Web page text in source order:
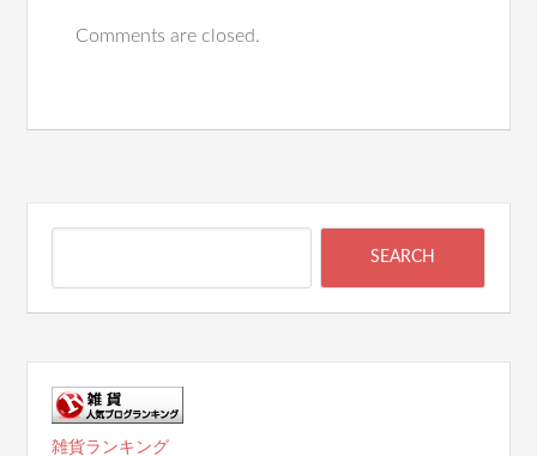
Comments are closed.
雑貨ランキング